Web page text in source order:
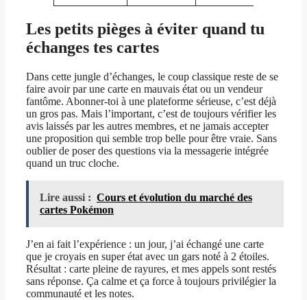
Les petits pièges à éviter quand tu
échanges tes cartes
Dans cette jungle d’échanges, le coup classique reste de se
faire avoir par une carte en mauvais état ou un vendeur
fantôme. Abonner-toi à une plateforme sérieuse, c’est déjà
un gros pas. Mais l’important, c’est de toujours vérifier les
avis laissés par les autres membres, et ne jamais accepter
une proposition qui semble trop belle pour être vraie. Sans
oublier de poser des questions via la messagerie intégrée
quand un truc cloche.
Lire aussi : Cours et évolution du marché des
cartes Pokémon
J’en ai fait l’expérience : un jour, j’ai échangé une carte
que je croyais en super état avec un gars noté à 2 étoiles.
Résultat : carte pleine de rayures, et mes appels sont restés
sans réponse. Ça calme et ça force à toujours privilégier la
communauté et les notes.